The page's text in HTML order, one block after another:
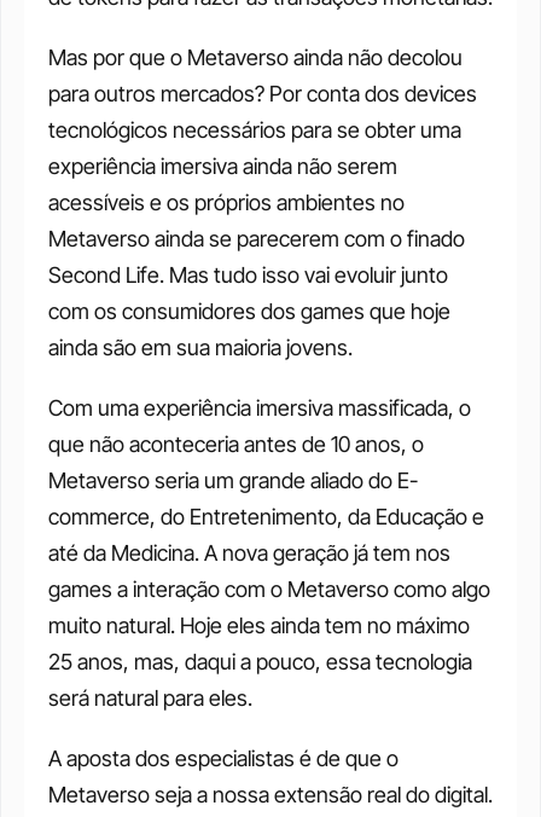
Mas por que o Metaverso ainda não decolou
para outros mercados? Por conta dos devices
tecnológicos necessários para se obter uma
experiência imersiva ainda não serem
acessíveis e os próprios ambientes no
Metaverso ainda se parecerem com o finado
Second Life. Mas tudo isso vai evoluir junto
com os consumidores dos games que hoje
ainda são em sua maioria jovens.
Com uma experiência imersiva massificada, o
que não aconteceria antes de 10 anos, o
Metaverso seria um grande aliado do E-
commerce, do Entretenimento, da Educação e
até da Medicina. A nova geração já tem nos
games a interação com o Metaverso como algo
muito natural. Hoje eles ainda tem no máximo
25 anos, mas, daqui a pouco, essa tecnologia
será natural para eles.
A aposta dos especialistas é de que o
Metaverso seja a nossa extensão real do digital.